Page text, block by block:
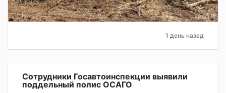
1 день назад
Сотрудники Госавтоинспекции выявили
поддельный полис ОСАГО